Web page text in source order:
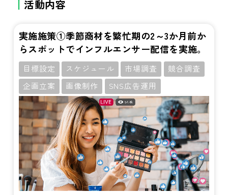
活動内容
実施施策①季節商材を繁忙期の2～3か月前か
らスポットでインフルエンサー配信を実施。
目標設定 スケジュール 市場調査
競合調査
企画立案
画像制作 SNS広告運用